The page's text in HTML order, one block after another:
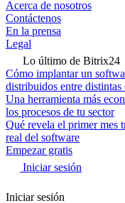
Acerca de nosotros
Contáctenos
En la prensa
Legal
Lo último de Bitrix24
Cómo implantar un
distribuidos entre distintas
Una herramienta más
los procesos de tu sector
Qué revela el primer mes
real del software
Empezar gratis
Iniciar sesión
Iniciar sesión